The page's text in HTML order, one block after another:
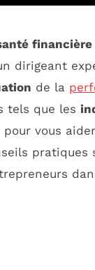
financière
dirigeant
de la
tels que les
vous